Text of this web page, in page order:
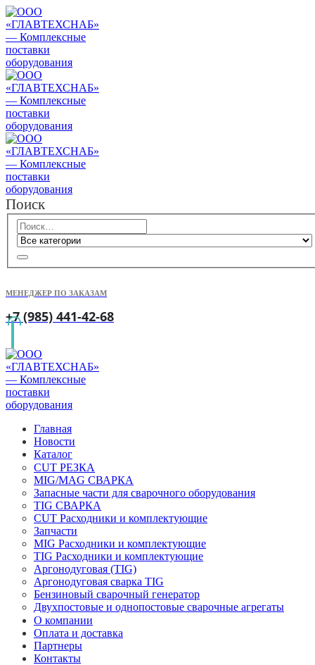
Поиск
МЕНЕДЖЕР ПО ЗАКАЗАМ
+7 (985) 441-42-68
Главная
Новости
Каталог
CUT РЕЗКА
MIG/MAG СВАРКА
Запасные части для сварочного оборудования
TIG СВАРКА
CUT Расходники и комплектующие
Запчасти
MIG Расходники и комплектующие
TIG Расходники и комплектующие
Аргонодуговая (TIG)
Аргонодуговая сварка TIG
Бензиновый сварочный генератор
Двухпостовые и однопостовые сварочные агрегаты
О компании
Оплата и доставка
Партнеры
Контакты